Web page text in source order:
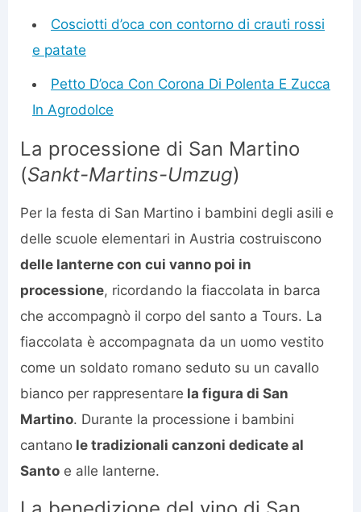
Cosciotti d’oca con contorno di crauti rossi
e patate
Petto D’oca Con Corona Di Polenta E Zucca
In Agrodolce
La processione di San Martino
(Sankt-Martins-Umzug)
Per la festa di San Martino i bambini degli asili e
delle scuole elementari in Austria costruiscono
delle lanterne con cui vanno poi in
processione, ricordando la fiaccolata in barca
che accompagnò il corpo del santo a Tours. La
fiaccolata è accompagnata da un uomo vestito
come un soldato romano seduto su un cavallo
bianco per rappresentare la figura di San
Martino. Durante la processione i bambini
cantano le tradizionali canzoni dedicate al
Santo e alle lanterne.